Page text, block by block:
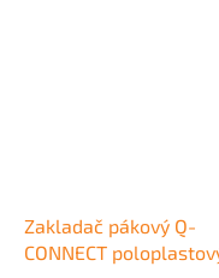
Zakladač pákový Q-
CONNECT